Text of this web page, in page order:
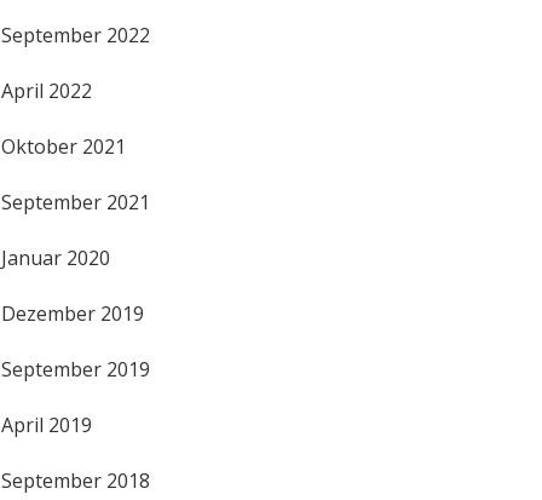
September 2022
April 2022
Oktober 2021
September 2021
Januar 2020
Dezember 2019
September 2019
April 2019
September 2018